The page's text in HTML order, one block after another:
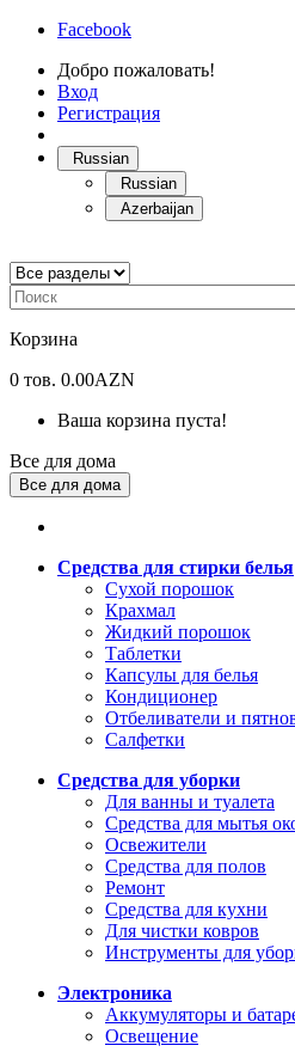
Facebook
Добро пожаловать!
Вход
Регистрация
Russian
Russian
Azerbaijan
Корзина
0 тов. 0.00AZN
Ваша корзина пуста!
Все для дома
Все для дома
Средства для стирки белья
Сухой порошок
Крахмал
Жидкий порошок
Таблетки
Капсулы для белья
Кондиционер
Отбеливатели и
Салфетки
Средства для уборки
Для ванны и туалета
Средства для мытья
Освежители
Средства для полов
Ремонт
Средства для кухни
Для чистки ковров
Инструменты для
Электроника
Аккумуляторы и
Освещение